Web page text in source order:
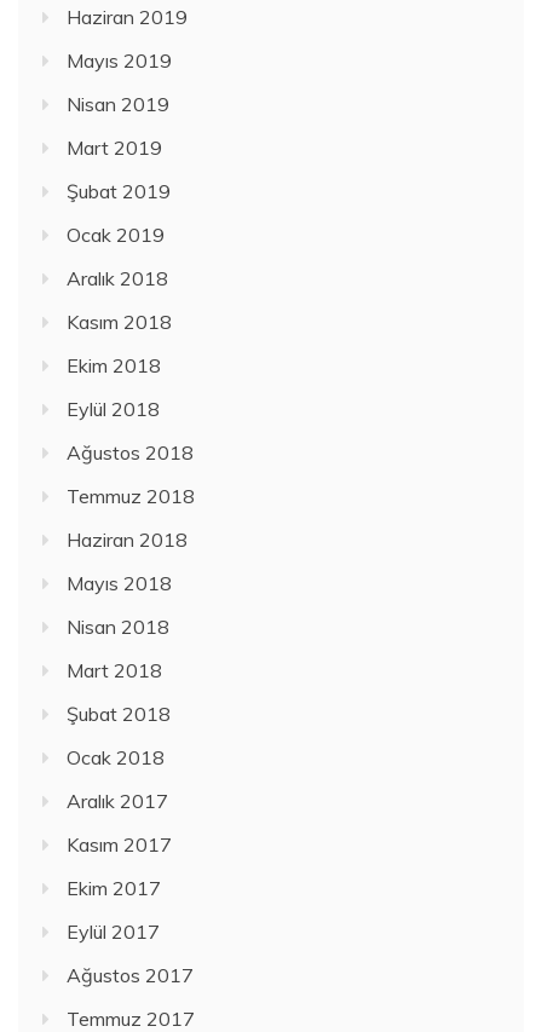
Haziran 2019
Mayıs 2019
Nisan 2019
Mart 2019
Şubat 2019
Ocak 2019
Aralık 2018
Kasım 2018
Ekim 2018
Eylül 2018
Ağustos 2018
Temmuz 2018
Haziran 2018
Mayıs 2018
Nisan 2018
Mart 2018
Şubat 2018
Ocak 2018
Aralık 2017
Kasım 2017
Ekim 2017
Eylül 2017
Ağustos 2017
Temmuz 2017